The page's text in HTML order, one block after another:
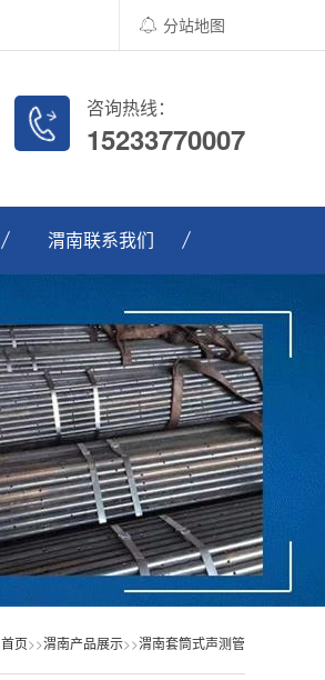
分站地图
咨询热线：
15233770007
渭南联系我们
首页>>渭南产品展示>>渭南套筒式声测管